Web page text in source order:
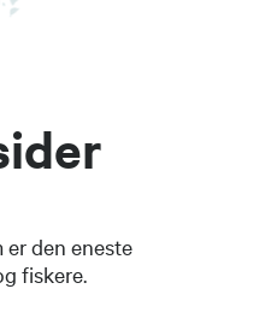
den eneste
fiskere.